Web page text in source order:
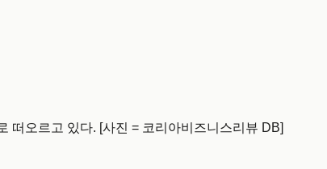
떠오르고 있다. [사진 = 코리아비즈니스리뷰 DB]